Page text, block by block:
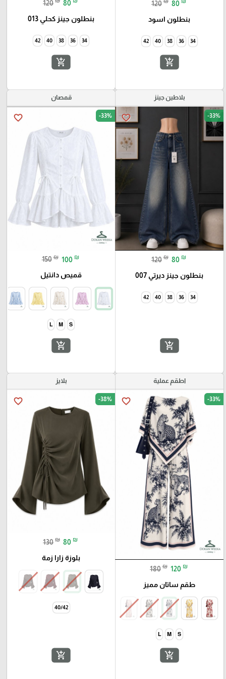
120 80
بنطلون اسود
34
36
38
40
42
add_shopping_cart
120 80
بنطلون جينز كحلي 013
add_shopping_cart
بلاطين جينز
favorite_border -33%
120 ₪ 80 ₪
بنطلون جينز ديرتي 007
34
36
38
40
42
add_shopping_cart
قمصان
favorite_border -33%
150 ₪ 100 ₪
قميص دانتيل
add_shopping_cart
اطقم عملية
favorite_border -33%
180 ₪ 120 ₪
طقم ساتان مميز
‏S
‏M
‏L
add_shopping_cart
بلايز
favorite_border -38%
130 ₪ 80 ₪
بلوزة زارا زمة
‏40/42
add_shopping_cart